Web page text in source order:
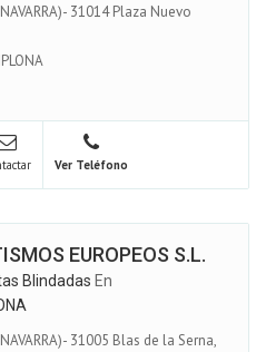
31014 Plaza Nuevo
Ver Teléfono
EUROPEOS S.L.
Blindadas En
31005 Blas de la Serna,